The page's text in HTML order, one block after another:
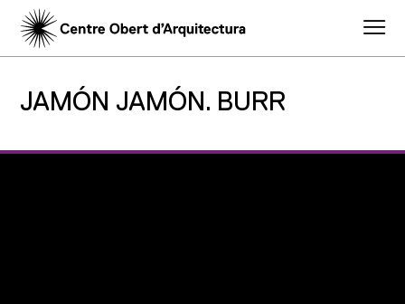
JAMÓN JAMÓN. BURR